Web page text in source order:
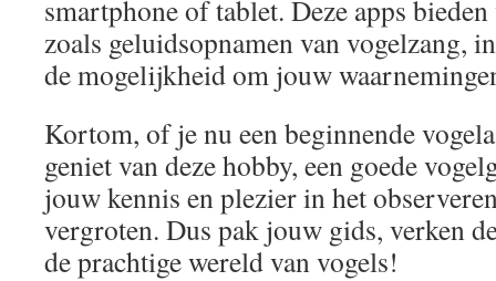
smartphone of tablet. Deze apps
zoals geluidsopnamen van vogelzang,
de mogelijkheid om jouw
Kortom, of je nu een beginnende
geniet van deze hobby, een goede
jouw kennis en plezier in het
vergroten. Dus pak jouw gids, verken
de prachtige wereld van vogels!